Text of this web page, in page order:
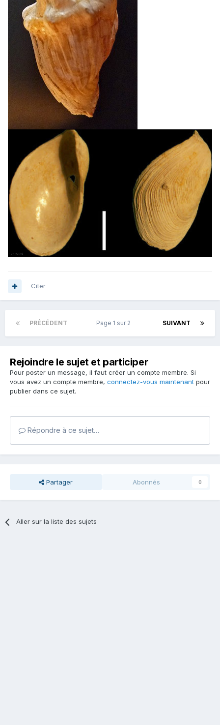
Citer
PRÉCÉDENT SUIVANT
Page 1 sur 2
Rejoindre le sujet et participer
Pour poster un message, il faut créer un compte membre. Si
vous avez un compte membre, connectez-vous maintenant pour
publier dans ce sujet.
Répondre à ce sujet…
Partager Abonnés 0
Aller sur la liste des sujets